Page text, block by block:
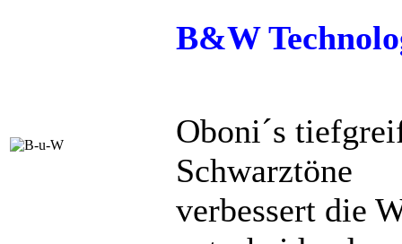
B&W
Oboni´s
Schwarztöne
verbessert die